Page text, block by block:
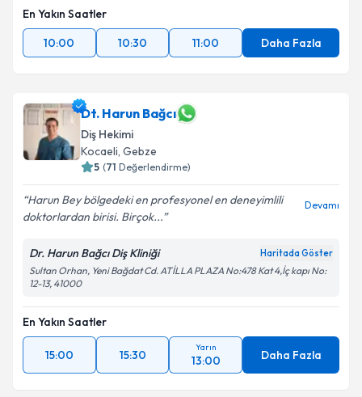
En Yakın Saatler
10:00
10:30 11:00 Daha Fazla
Dt. Harun Bağcı
Diş Hekimi
Kocaeli, Gebze
5 (71 Değerlendirme)
Harun Bey bölgedeki en profesyonel en deneyimlili
doktorlardan birisi. Birçok...
Devamı
Dr. Harun Bağcı Diş Kliniği Haritada Göster
Sultan Orhan, Yeni Bağdat Cd. ATİLLA PLAZA No:478 Kat 4,İç kapı No:
12-13, 41000
En Yakın Saatler
15:00 15:30
Yarın
13:00 Daha Fazla